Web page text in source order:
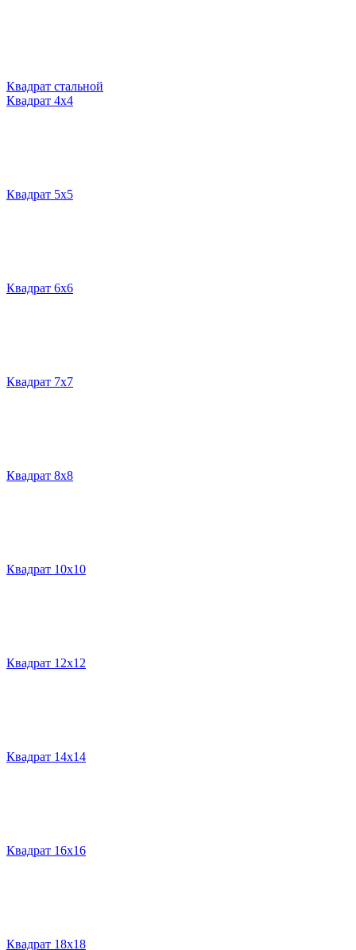
Квадрат стальной
Квадрат 4х4
Квадрат 5х5
Квадрат 6х6
Квадрат 7х7
Квадрат 8х8
Квадрат 10х10
Квадрат 12х12
Квадрат 14х14
Квадрат 16х16
Квадрат 18х18